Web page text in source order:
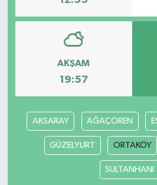
AKŞAM
19:57
AKSARAY AĞAÇÖREN
GÜZELYURT ORTAKÖY
SULTANHANI